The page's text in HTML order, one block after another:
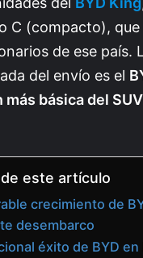
C (compacto),
de ese país.
del envío es el
más básica del
este artículo
crecimiento de
desembarco
éxito de BYD en